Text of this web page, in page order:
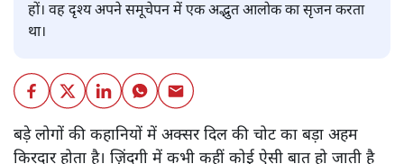
हों। वह दृश्य अपने समूचेपन में एक अद्भुत आलोक का सृजन करता
था।
बड़े लोगों की कहानियों में अक्सर दिल की चोट का बड़ा अहम
किरदार होता है। ज़िंदगी में कभी कहीं कोई ऐसी बात हो जाती है